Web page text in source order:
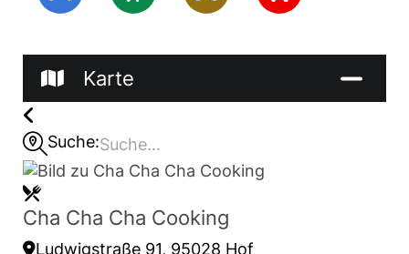
Karte
Suche:
Cha Cha Cha Cooking
Ludwigstraße 91, 95028 Hof